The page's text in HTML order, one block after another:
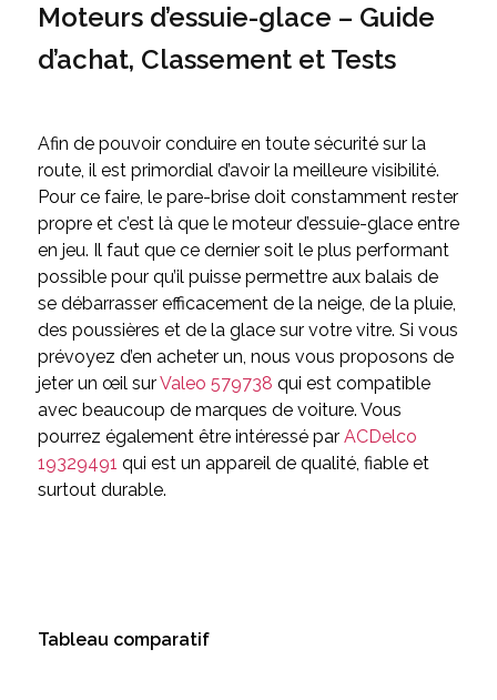
Moteurs d’essuie-glace – Guide
d’achat, Classement et Tests
Afin de pouvoir conduire en toute sécurité sur la
route, il est primordial d’avoir la meilleure visibilité.
Pour ce faire, le pare-brise doit constamment rester
propre et c’est là que le moteur d’essuie-glace entre
en jeu. Il faut que ce dernier soit le plus performant
possible pour qu’il puisse permettre aux balais de
se débarrasser efficacement de la neige, de la pluie,
des poussières et de la glace sur votre vitre. Si vous
prévoyez d’en acheter un, nous vous proposons de
jeter un œil surValeo 579738 qui est compatible
avec beaucoup de marques de voiture. Vous
pourrez également être intéressé par ACDelco
19329491 qui est un appareil de qualité, fiable et
surtout durable.
Tableau comparatif